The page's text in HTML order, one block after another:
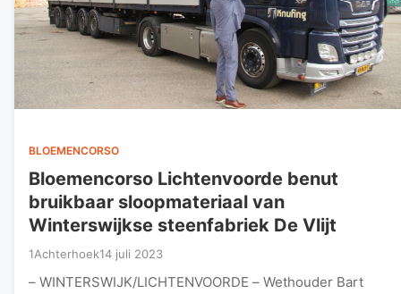
BLOEMENCORSO
Bloemencorso Lichtenvoorde benut
bruikbaar sloopmateriaal van
Winterswijkse steenfabriek De Vlijt
1Achterhoek14 juli 2023
– WINTERSWIJK/LICHTENVOORDE – Wethouder Bart